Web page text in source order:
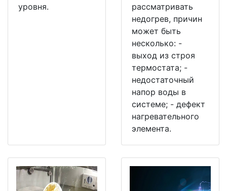
уровня.
рассматривать
недогрев, причин
может быть
несколько: -
выход из строя
термостата; -
недостаточный
напор воды в
системе; - дефект
нагревательного
элемента.